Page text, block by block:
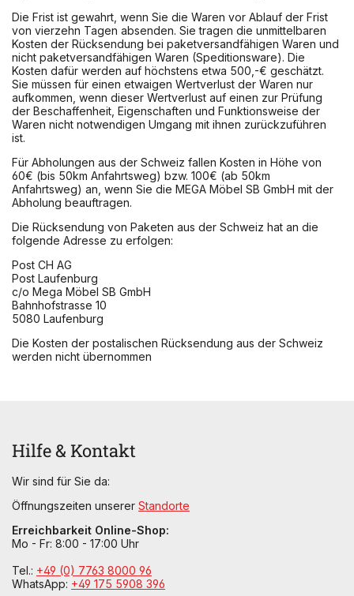
Die Frist ist gewahrt, wenn Sie die Waren vor Ablauf der Frist
von vierzehn Tagen absenden. Sie tragen die unmittelbaren
Kosten der Rücksendung bei paketversandfähigen Waren und
nicht paketversandfähigen Waren (Speditionsware). Die
Kosten dafür werden auf höchstens etwa 500,-€ geschätzt.
Sie müssen für einen etwaigen Wertverlust der Waren nur
aufkommen, wenn dieser Wertverlust auf einen zur Prüfung
der Beschaffenheit, Eigenschaften und Funktionsweise der
Waren nicht notwendigen Umgang mit ihnen zurückzuführen
ist.
Für Abholungen aus der Schweiz fallen Kosten in Höhe von
60€ (bis 50km Anfahrtsweg) bzw. 100€ (ab 50km
Anfahrtsweg) an, wenn Sie die MEGA Möbel SB GmbH mit der
Abholung beauftragen.
Die Rücksendung von Paketen aus der Schweiz hat an die
folgende Adresse zu erfolgen:
Post CH AG
Post Laufenburg
c/o Mega Möbel SB GmbH
Bahnhofstrasse 10
5080 Laufenburg
Die Kosten der postalischen Rücksendung aus der Schweiz
werden nicht übernommen
Hilfe & Kontakt
Wir sind für Sie da:
Öffnungszeiten unserer Standorte
Erreichbarkeit Online-Shop:
Mo - Fr: 8:00 - 17:00 Uhr
Tel.: +49 (0) 7763 8000 96
WhatsApp: +49 175 5908 396